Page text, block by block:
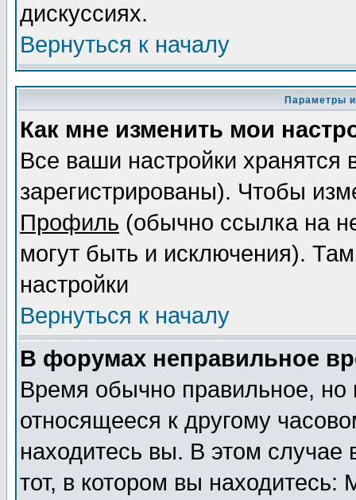
дискуссиях.
Вернуться к началу
Параметры
Как мне изменить мои
Все ваши настройки
зарегистрированы). Чтобы
Профиль (обычно ссылка на
могут быть и исключения).
настройки
Вернуться к началу
В форумах неправильное
Время обычно правильное,
относящееся к другому
находитесь вы. В этом
тот, в котором вы